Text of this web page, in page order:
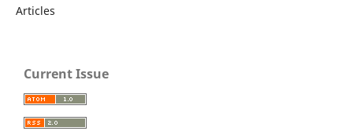
Articles
Current Issue